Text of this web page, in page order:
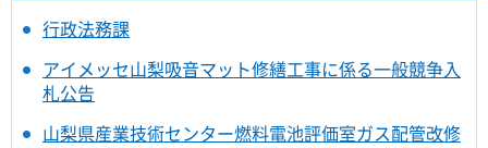
行政法務課
アイメッセ山梨吸音マット修繕工事に係る一般競争入
札公告
山梨県産業技術センター燃料電池評価室ガス配管改修